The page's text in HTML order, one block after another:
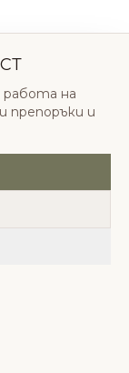
права
условия
работа на
препоръки и